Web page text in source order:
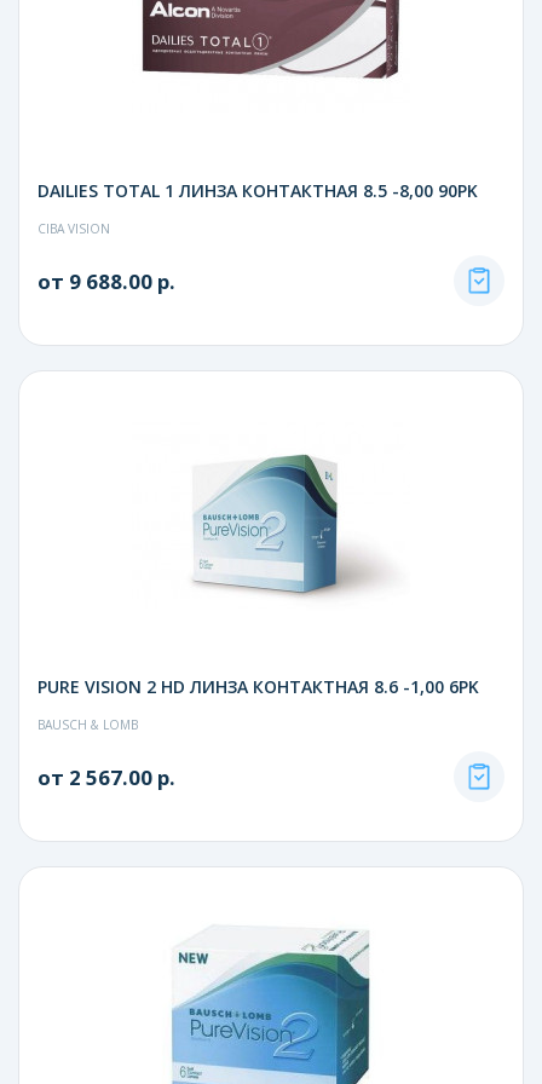
DAILIES TOTAL 1 ЛИНЗА КОНТАКТНАЯ 8.5 -8,00 90PK
CIBA VISION
от 9 688.00 р.
PURE VISION 2 HD ЛИНЗА КОНТАКТНАЯ 8.6 -1,00 6PK
BAUSCH & LOMB
от 2 567.00 р.